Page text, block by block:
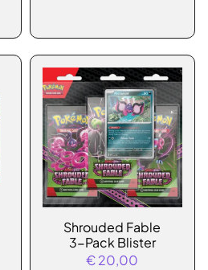
Shrouded Fable
3-Pack Blister
€20,00